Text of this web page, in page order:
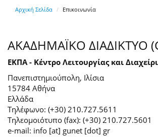
Αρχική Σελίδα Επικοινωνία
ΑΚΑΔΗΜΑΪΚΟ ΔΙΑΔΙΚΤΥΟ
ΕΚΠΑ - Κέντρο Λειτουργίας και
Πανεπιστημιούπολη, Ιλίσια
15784 Αθήνα
Ελλάδα
Τηλέφωνο: (+30) 210.727.5611
Τηλεομοιότυπο (fax): (+30) 210.727.5601
e-mail: info [at] gunet [dot] gr